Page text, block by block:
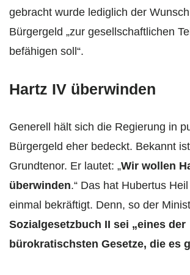
gebracht wurde lediglich der
Bürgergeld „zur gesellschaftlichen
befähigen soll“.
Hartz IV überwinden
Generell hält sich die Regierung in
Bürgergeld eher bedeckt. Bekannt
Grundtenor. Er lautet: „Wir wollen
überwinden.“ Das hat Hubertus
einmal bekräftigt. Denn, so der
Sozialgesetzbuch II sei „eines der
bürokratischsten Gesetze, die es